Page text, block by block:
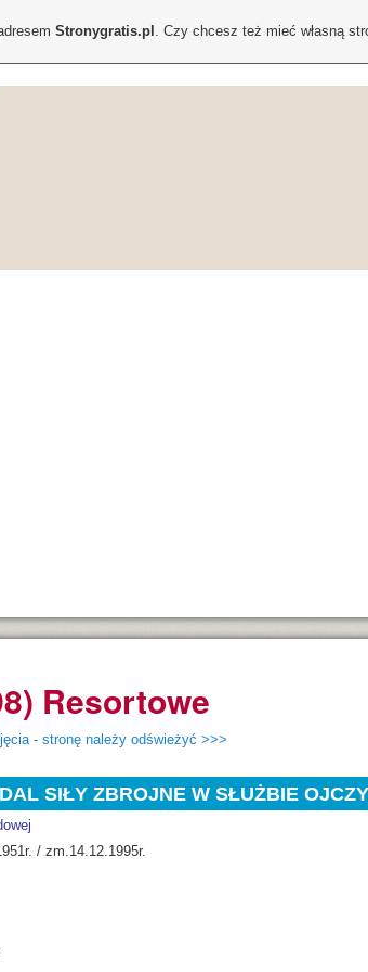
Resortowe
- stronę należy odświeżyć >>>
SIŁY ZBROJNE W SŁUŻBIE
/ zm.14.12.1995r.
Stronygratis.pl . Czy chcesz też mieć własną